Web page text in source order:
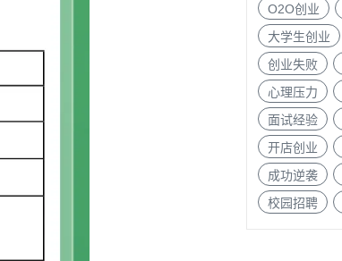
O2O创业
大学生创业
创业失败
心理压力
面试经验
开店创业
成功逆袭
校园招聘